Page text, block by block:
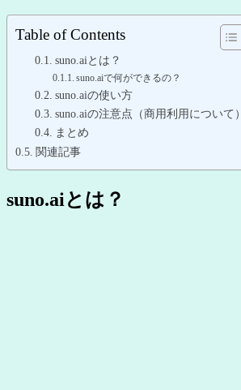
Table of Contents
suno.aiとは？
suno.aiで何ができるの？
suno.aiの使い方
suno.aiの注意点（商用利用について）
まとめ
関連記事
suno.aiとは？